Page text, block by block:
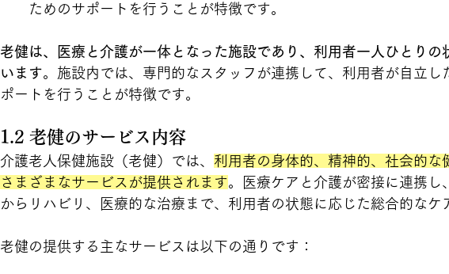
ためのサポートを行うことが特徴です。
老健は、医療と介護が一体となった施設であり、利用者一人ひとりの
います。施設内では、専門的なスタッフが連携して、利用者が自立し
ポートを行うことが特徴です。
1.2 老健のサービス内容
介護老人保健施設（老健）では、 利用者の身体的、精神的、社会的な
さまざまなサービスが提供されます。医療ケアと介護が密接に連携し
からリハビリ、医療的な治療まで、利用者の状態に応じた総合的なケ
老健の提供する主なサービスは以下の通りです：